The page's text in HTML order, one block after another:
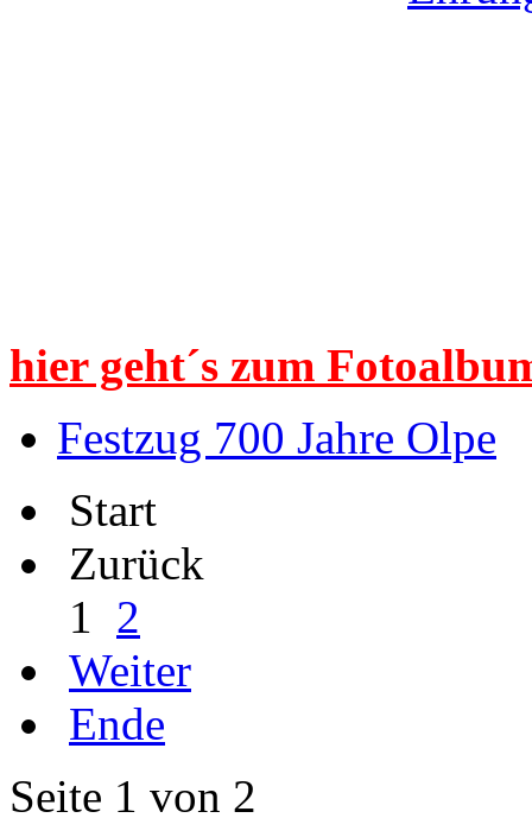
hier geht´s zum
Festzug 700 Jahre Olpe
Start
Zurück
1
2
Weiter
Ende
Seite 1 von 2